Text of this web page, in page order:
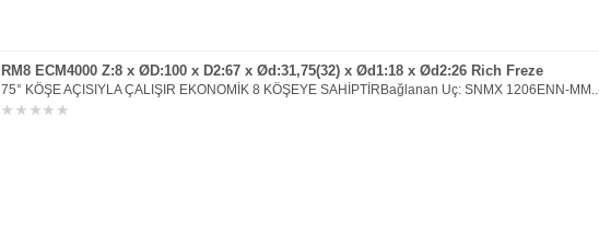
RM8 ECM4000 Z:8 x ØD:100 x D2:67 x Ød:31,75(32) x Ød1:18 x Ød2:26 Rich Freze
75° KÖŞE AÇISIYLA ÇALIŞIR EKONOMİK 8 KÖŞEYE SAHİPTİRBağlanan Uç: SNMX 1206ENN-MM..